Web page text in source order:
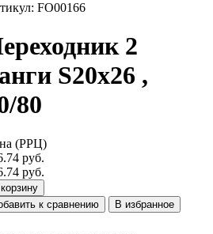
FO00166
2
S20х26 ,
80
(РРЦ)
руб.
руб.
к сравнению
В избранное